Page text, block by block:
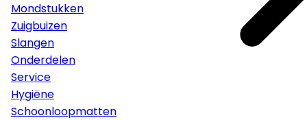
Mondstukken
Zuigbuizen
Slangen
Onderdelen
Service
Hygiëne
Schoonloopmatten